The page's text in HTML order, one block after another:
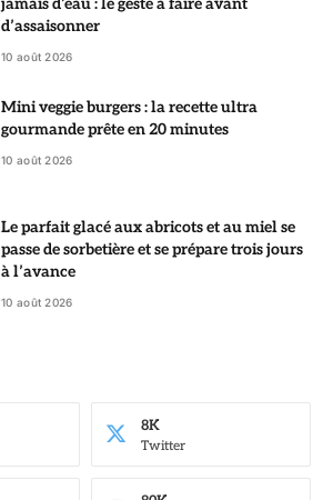
jamais d’eau : le geste à faire avant
d’assaisonner
10 août 2026
Mini veggie burgers : la recette ultra
gourmande prête en 20 minutes
10 août 2026
Le parfait glacé aux abricots et au miel se
passe de sorbetière et se prépare trois jours
à l’avance
10 août 2026
Twitter
8K